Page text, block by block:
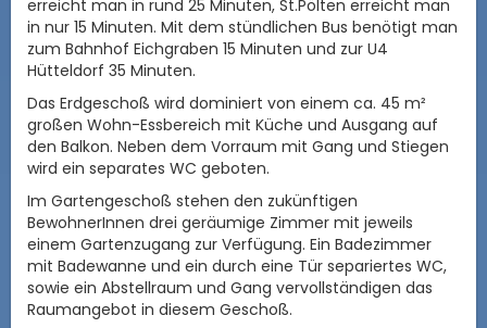
erreicht man in rund 25 Minuten, St.Pölten erreicht man
in nur 15 Minuten. Mit dem stündlichen Bus benötigt man
zum Bahnhof Eichgraben 15 Minuten und zur U4
Hütteldorf 35 Minuten.
Das Erdgeschoß wird dominiert von einem ca. 45 m²
großen Wohn-Essbereich mit Küche und Ausgang auf
den Balkon. Neben dem Vorraum mit Gang und Stiegen
wird ein separates WC geboten.
Im Gartengeschoß stehen den zukünftigen
BewohnerInnen drei geräumige Zimmer mit jeweils
einem Gartenzugang zur Verfügung. Ein Badezimmer
mit Badewanne und ein durch eine Tür separiertes WC,
sowie ein Abstellraum und Gang vervollständigen das
Raumangebot in diesem Geschoß.